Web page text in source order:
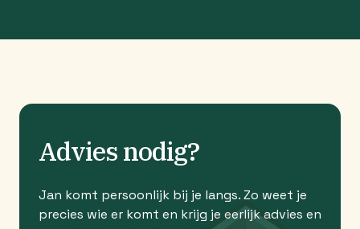
Advies nodig?
Jan komt persoonlijk bij je langs. Zo weet je
precies wie er komt en krijg je eerlijk advies en